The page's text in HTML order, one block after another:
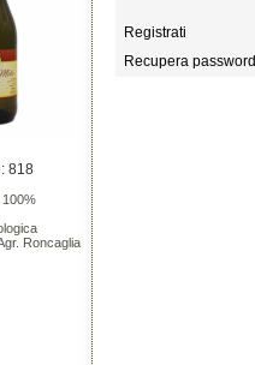
818
100%
Roncaglia
Registrati
Recupera password